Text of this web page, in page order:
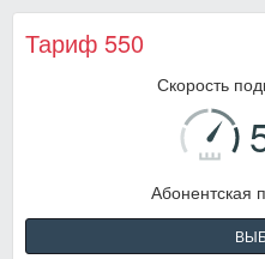
Тариф 550
Скорость
Абонентская